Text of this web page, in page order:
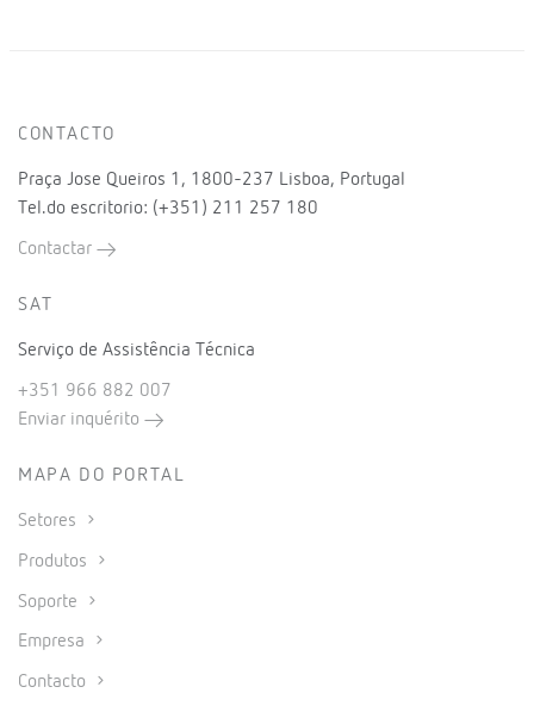
CONTACTO
Praça Jose Queiros 1, 1800-237 Lisboa, Portugal
Tel.do escritorio: (+351) 211 257 180
Contactar
SAT
Serviço de Assistência Técnica
+351 966 882 007
Enviar inquérito
MAPA DO PORTAL
Setores
Produtos
Soporte
Empresa
Contacto